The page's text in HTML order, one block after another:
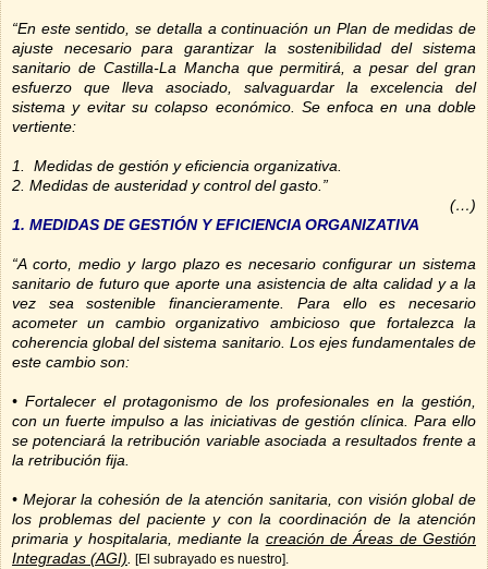
“En este sentido, se detalla a continuación un Plan de medidas de
ajuste necesario para garantizar la sostenibilidad del sistema
sanitario de Castilla-La Mancha que permitirá, a pesar del gran
esfuerzo que lleva asociado, salvaguardar la excelencia del
sistema y evitar su colapso económico. Se enfoca en una doble
vertiente:
1.
Medidas de gestión y eficiencia organizativa.
2. Medidas de austeridad y control del gasto.”
(…)
1. MEDIDAS DE GESTIÓN Y EFICIENCIA ORGANIZATIVA
“A corto, medio y largo plazo es necesario configurar un sistema
sanitario de futuro que aporte una asistencia de alta calidad y a la
vez sea sostenible financieramente. Para ello es necesario
acometer un cambio organizativo ambicioso que fortalezca la
coherencia global del sistema sanitario. Los ejes fundamentales de
este cambio son:
• Fortalecer el protagonismo de los profesionales en la gestión,
con un fuerte impulso a las iniciativas de gestión clínica. Para ello
se potenciará la retribución variable asociada a resultados frente a
la retribución fija.
• Mejorar la cohesión de la atención sanitaria, con visión global de
los problemas del paciente y con la coordinación de la atención
primaria y hospitalaria, mediante la creación de Áreas de Gestión
Integradas (AGI)
[El subrayado es nuestro].